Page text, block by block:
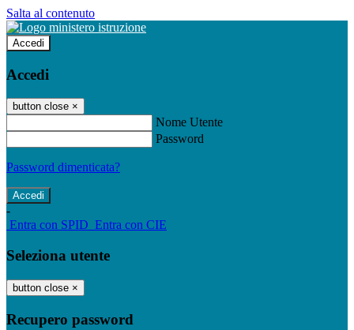
Salta al contenuto
Accedi
Accedi
button close ×
Nome Utente
Password
Password dimenticata?
-
Entra con SPID Entra con CIE
Seleziona utente
button close ×
Recupero password